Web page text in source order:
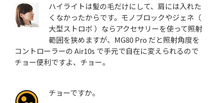
ハイライトは髪の毛だけにして、肩には入れた
くなかったからです。モノブロックやジェネ（
大型ストロボ ）ならアクセサリーを使って照射
範囲を狭めますが、MG80 Pro だと照射角度を
コントローラーの Air10s で手元で自在に変えられるので
チョー便利ですよ、チョー。
チョーですか。